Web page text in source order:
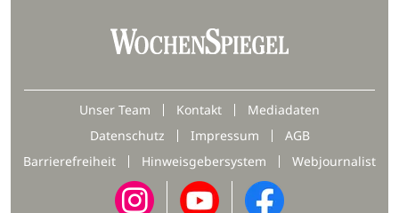
Unser Team Kontakt
Mediadaten
Datenschutz
Impressum
AGB
Barrierefreiheit
Hinweisgebersystem Webjournalist